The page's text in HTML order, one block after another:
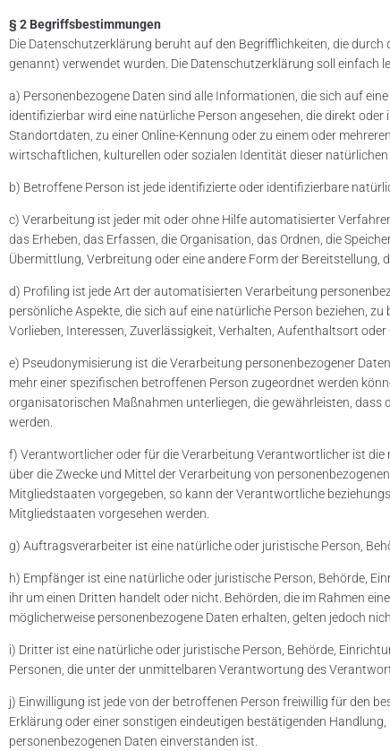
§ 2 Begriffsbestimmungen
Die Datenschutzerklärung beruht auf den Begrifflichkeiten, die durch
genannt) verwendet wurden. Die Datenschutzerklärung soll einfach
a) Personenbezogene Daten sind alle Informationen, die sich auf
identifizierbar wird eine natürliche Person angesehen, die direkt
Standortdaten, zu einer Online-Kennung oder zu einem oder
wirtschaftlichen, kulturellen oder sozialen Identität dieser
b) Betroffene Person ist jede identifizierte oder identifizierbare
c) Verarbeitung ist jeder mit oder ohne Hilfe automatisierter
das Erheben, das Erfassen, die Organisation, das Ordnen, die
Übermittlung, Verbreitung oder eine andere Form der Bereitstellung,
d) Profiling ist jede Art der automatisierten Verarbeitung
persönliche Aspekte, die sich auf eine natürliche Person beziehen,
Vorlieben, Interessen, Zuverlässigkeit, Verhalten, Aufenthaltsort
e) Pseudonymisierung ist die Verarbeitung personenbezogener
mehr einer spezifischen betroffenen Person zugeordnet werden
organisatorischen Maßnahmen unterliegen, die gewährleisten,
werden.
f) Verantwortlicher oder für die Verarbeitung Verantwortlicher ist die
über die Zwecke und Mittel der Verarbeitung von
Mitgliedstaaten vorgegeben, so kann der Verantwortliche
Mitgliedstaaten vorgesehen werden.
g) Auftragsverarbeiter ist eine natürliche oder juristische Person,
h) Empfänger ist eine natürliche oder juristische Person, Behörde,
ihr um einen Dritten handelt oder nicht. Behörden, die im Rahmen
möglicherweise personenbezogene Daten erhalten, gelten jedoch
i) Dritter ist eine natürliche oder juristische Person, Behörde,
Personen, die unter der unmittelbaren Verantwortung des
j) Einwilligung ist jede von der betroffenen Person freiwillig für den
Erklärung oder einer sonstigen eindeutigen bestätigenden
personenbezogenen Daten einverstanden ist.